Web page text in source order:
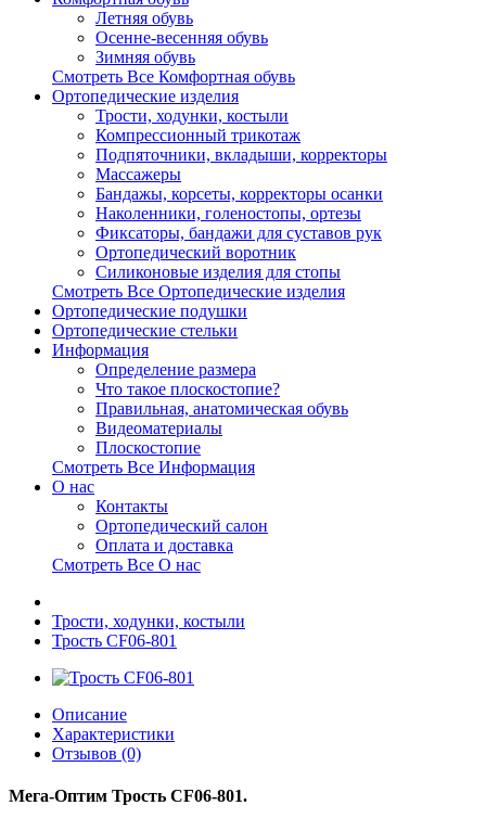
Летняя обувь
Осенне-весенняя обувь
Зимняя обувь
Смотреть Все Комфортная обувь
Ортопедические изделия
Трости, ходунки, костыли
Компрессионный трикотаж
Подпяточники, вкладыши, корректоры
Массажеры
Бандажы, корсеты, корректоры осанки
Наколенники, голеностопы, ортезы
Фиксаторы, бандажи для суставов рук
Ортопедический воротник
Силиконовые изделия для стопы
Смотреть Все Ортопедические изделия
Ортопедические подушки
Ортопедические стельки
Информация
Определение размера
Что такое плоскостопие?
Правильная, анатомическая обувь
Видеоматериалы
Плоскостопие
Смотреть Все Информация
О нас
Контакты
Ортопедический салон
Оплата и доставка
Смотреть Все О нас
Трости, ходунки, костыли
Трость CF06-801
Описание
Характеристики
Отзывов (0)
Мега-Оптим Трость CF06-801.